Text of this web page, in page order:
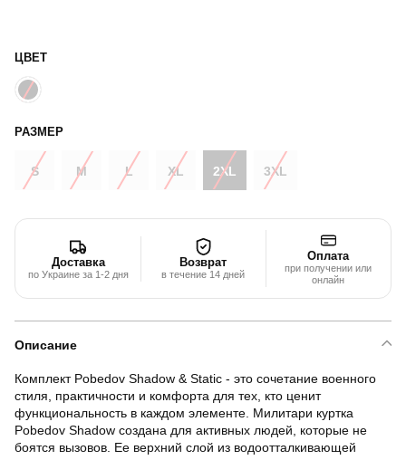
ЦВЕТ
РАЗМЕР
S M L XL 2XL 3XL
Доставка
по Украине за 1-2 дня
Возврат
в течение 14 дней
Оплата
при получении или
онлайн
Описание
Комплект Pobedov Shadow & Static - это сочетание военного
стиля, практичности и комфорта для тех, кто ценит
функциональность в каждом элементе. Милитари куртка
Pobedov Shadow создана для активных людей, которые не
боятся вызовов. Ее верхний слой из водоотталкивающей